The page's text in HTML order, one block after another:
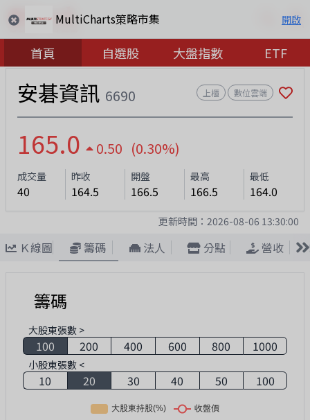
MultiCharts策略市集 開啟
首頁 自選股 大盤指數 ETF
安碁資訊 6690 上櫃 數位雲端
165.0 0.50 (0.30%)
成交量
40
昨收
164.5
開盤
166.5
最高
166.5
最低
164.0
更新時間： 2026-08-06 13:30:00
Ｋ線圖 籌碼 法人 分點 營收
籌碼
大股東張數 >
100 200 400 600 800 1000
小股東張數 <
10 20 30 40 50 100